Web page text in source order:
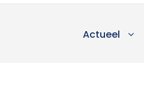
Actueel